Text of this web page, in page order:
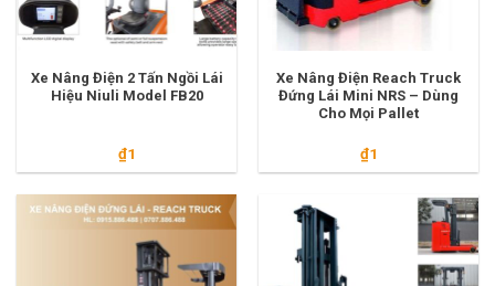
Xe Nâng Điện 2 Tấn Ngồi Lái
Hiệu Niuli Model FB20
₫1
Xe Nâng Điện Reach Truck
Đứng Lái Mini NRS – Dùng
Cho Mọi Pallet
₫1